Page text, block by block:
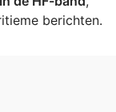
berichten.